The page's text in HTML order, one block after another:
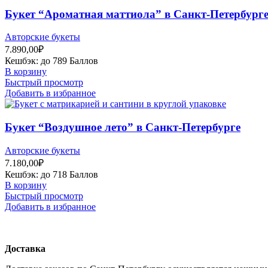
Букет “Ароматная маттиола” в Санкт-Петербурге
Авторские букеты
7.890,00₽
Кешбэк: до 789 Баллов
В корзину
Быстрый просмотр
Добавить в избранное
Букет “Воздушное лето” в Санкт-Петербурге
Авторские букеты
7.180,00₽
Кешбэк: до 718 Баллов
В корзину
Быстрый просмотр
Добавить в избранное
Доставка